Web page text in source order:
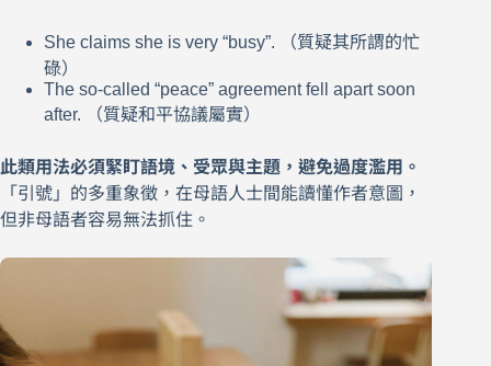
She claims she is very “busy”. （質疑其所謂的忙
碌）
The so-called “peace” agreement fell apart soon
after. （質疑和平協議屬實）
此類用法必須緊盯語境、受眾與主題，避免過度濫用。
「引號」的多重象徵，在母語人士間能讀懂作者意圖，
但非母語者容易無法抓住。